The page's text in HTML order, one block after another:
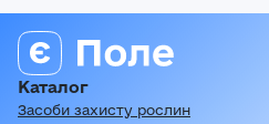
Каталог
Засоби захисту рослин